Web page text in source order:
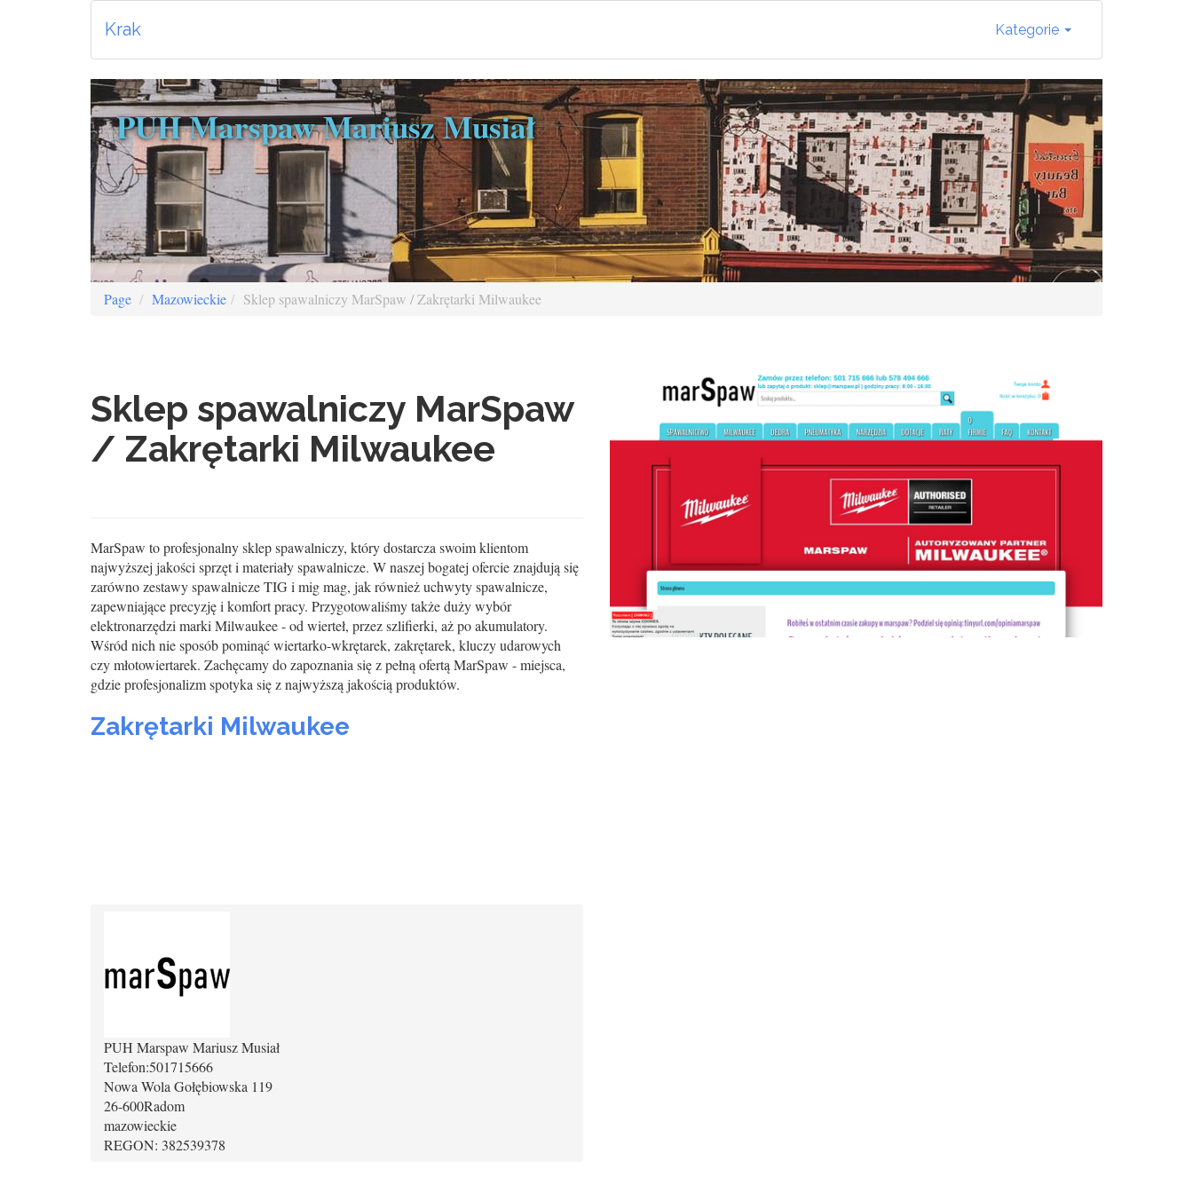
Krak Kategorie
PUH Marspaw Mariusz Musiał
Page Mazowieckie Sklep spawalniczy MarSpaw / Zakrętarki Milwaukee
Sklep spawalniczy MarSpaw
/ Zakrętarki Milwaukee
MarSpaw to profesjonalny sklep spawalniczy, który dostarcza swoim klientom
najwyższej jakości sprzęt i materiały spawalnicze. W naszej bogatej ofercie znajdują się
zarówno zestawy spawalnicze TIG i mig mag, jak również uchwyty spawalnicze,
zapewniające precyzję i komfort pracy. Przygotowaliśmy także duży wybór
elektronarzędzi marki Milwaukee - od wierteł, przez szlifierki, aż po akumulatory.
Wśród nich nie sposób pominąć wiertarko-wkrętarek, zakrętarek, kluczy udarowych
czy młotowiertarek. Zachęcamy do zapoznania się z pełną ofertą MarSpaw - miejsca,
gdzie profesjonalizm spotyka się z najwyższą jakością produktów.
Zakrętarki Milwaukee
PUH Marspaw Mariusz Musiał
Telefon:501715666
Nowa Wola Gołębiowska 119
26-600Radom
mazowieckie
REGON: 382539378